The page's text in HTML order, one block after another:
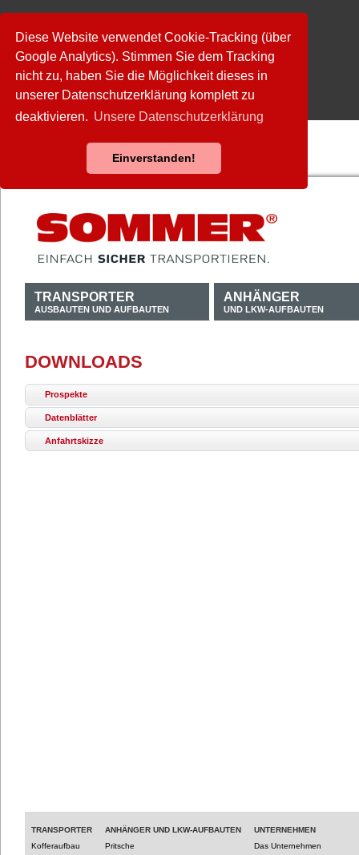
Diese Website verwendet Cookie-Tracking (über
Google Analytics). Stimmen Sie dem Tracking
nicht zu, haben Sie die Möglichkeit dieses in
unserer Datenschutzerklärung komplett zu
deaktivieren. Unsere Datenschutzerklärung
Einverstanden!
TRANSPORTER
AUSBAUTEN UND AUFBAUTEN
ANHÄNGER
UND LKW-AUFBAUTEN
DOWNLOADS
Prospekte
Datenblätter
Anfahrtskizze
TRANSPORTER
Kofferaufbau
ANHÄNGER UND LKW-AUFBAUTEN
Pritsche
UNTERNEHMEN
Das Unternehmen